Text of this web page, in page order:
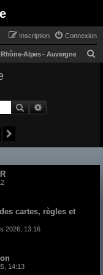
Connexion
Inscription
Rhône-Alpes - Auvergne
Rechercher
cartes, règles et
2026, 13:16
14:13